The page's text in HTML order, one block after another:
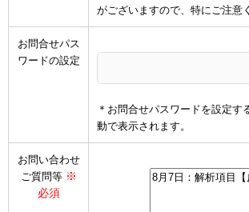
がございますので、特にご注意
お問合せパス
ワードの設定
＊お問合せパスワードを設定
動で表示されます。
お問い合わせ
ご質問等 ※
必須